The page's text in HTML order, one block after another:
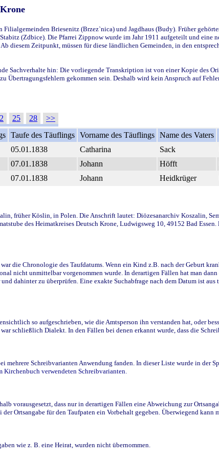
Briesenitz (Brzez`nica) und Jagdhaus (Budy). Früher
(Zdbice). Die Pfarrei Zippnow wurde im Jahr 1911 aufgeteilt und eine
Zeitpunkt, müssen für diese ländlichen Gemeinden, in den
Sachverhalte hin: Die vorliegende Transkription ist von einer Kopie des
gekommen sein. Deshalb wird kein Anspruch auf
25 28
>>
Taufe des Täuflings Vorname des Täuflings Name des Vaters
05.01.1838 Catharina Sack
07.01.1838 Johann Höfft
07.01.1838 Johann Heidkrüger
früher Köslin, in Polen. Die Anschrift lautet: Diözesanarchiv Koszalin,
des Heimatkreises Deutsch Krone, Ludwigsweg 10, 49152 Bad
die Chronologie des Taufdatums. Wenn ein Kind z.B. nach der Geburt
nicht unmittelbar vorgenommen wurde. In derartigen Fällen hat man
dahinter zu überprüfen. Eine exakte Suchabfrage nach dem Datum ist
so aufgeschrieben, wie die Amtsperson ihn verstanden hat, oder
schließlich Dialekt. In den Fällen bei denen erkannt wurde, dass die
Schreibvarianten Anwendung fanden. In dieser Liste wurde in der
verwendeten Schreibvarianten.
vorausgesetzt, dass nur in derartigen Fällen eine Abweichung zur
Ortsangabe für den Taufpaten ein Vorbehalt gegeben. Überwiegend kann
wie z. B. eine Heirat, wurden nicht übernommen.